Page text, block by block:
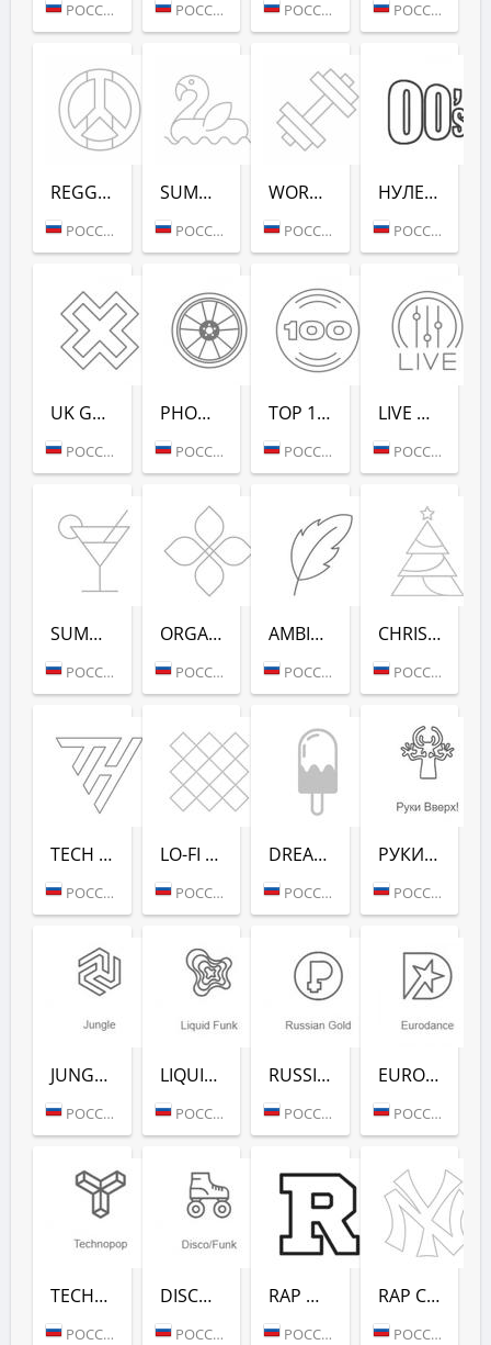
РОССИЯ (МОСКВА) РОССИЯ (МОСКВА) РОССИЯ (МОСКВА) РОССИЯ (МОСКВА)
REGGAE - РАДИО РЕКОРД
РОССИЯ (МОСКВА)
SUMMER LOUNGE - РАДИО РЕКОРД
РОССИЯ (МОСКВА)
WORKOUT - РАДИО РЕКОРД
РОССИЯ (МОСКВА)
НУЛЕВЫХ (РАДИО РЕКОРД)
РОССИЯ (САНКТ-ПЕТЕРБУРГ)
UK GARAGE (РАДИО РЕКОРД)
РОССИЯ (МОСКВА)
PHONK (РАДИО РЕКОРД)
РОССИЯ (МОСКВА)
TOP 100 EDM (РАДИО РЕКОРД)
РОССИЯ (МОСКВА)
LIVE DJ-SETS (РАДИО РЕКОРД)
РОССИЯ (МОСКВА)
SUMMER DANCE (РАДИО РЕКОРД)
РОССИЯ (МОСКВА)
ORGANIC (РАДИО РЕКОРД)
РОССИЯ (МОСКВА)
AMBIENT (РАДИО РЕКОРД)
РОССИЯ (МОСКВА)
CHRISTMAS (РАДИО РЕКОРД)
РОССИЯ (МОСКВА)
TECH HOUSE (РАДИО РЕКОРД)
РОССИЯ (МОСКВА)
LO-FI (РАДИО РЕКОРД)
РОССИЯ (МОСКВА)
DREAM POP (РАДИО РЕКОРД)
РОССИЯ (МОСКВА)
РУКИ ВВЕРХ! (РАДИО РЕКОРД)
РОССИЯ (МОСКВА)
JUNGLE (РАДИО РЕКОРД)
РОССИЯ (МОСКВА)
LIQUID FUNK (РАДИО РЕКОРД)
РОССИЯ (МОСКВА)
RUSSIAN GOLD (РАДИО РЕКОРД)
РОССИЯ (МОСКВА)
EURODANCE (РАДИО РЕКОРД)
РОССИЯ (МОСКВА)
TECHNOPOP (РАДИО РЕКОРД)
РОССИЯ (МОСКВА)
DISCO/FUNK (РАДИО РЕКОРД)
РОССИЯ (МОСКВА)
RAP HITS (РАДИО РЕКОРД)
РОССИЯ (МОСКВА)
RAP CLASSICS (РАДИО РЕКОРД)
РОССИЯ (МОСКВА)